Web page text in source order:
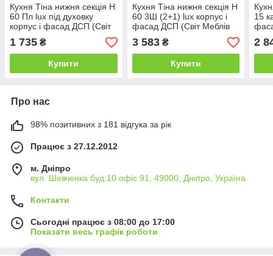
Кухня Тіна нижня секція Н
60 Пл lux під духовку
корпус і фасад ДСП (Світ
Меблів ТМ)
1 735 ₴
Купити
Кухня Тіна нижня секція Н
60 3Ш (2+1) lux корпус і
фасад ДСП (Світ Меблів
ТМ)
3 583₴
Купити
15
ТМ)
2
Про нас
98% позитивних з 181 відгука за рік
Працює з 27.12.2012
м. Дніпро
вул. Шевченка буд.10 офіс 91, 49000, Дніпро, Україна
Контакти
Сьогодні працює з 08:00 до 17:00
Показати весь графік роботи